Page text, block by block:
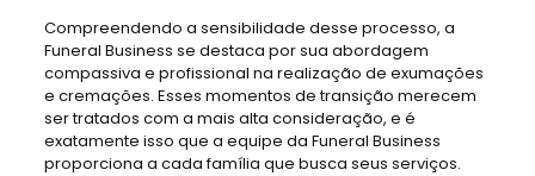
Compreendendo a sensibilidade desse processo, a
Funeral Business se destaca por sua abordagem
compassiva e profissional na realização de exumações
e cremações. Esses momentos de transição merecem
ser tratados com a mais alta consideração, e é
exatamente isso que a equipe da Funeral Business
proporciona a cada família que busca seus serviços.